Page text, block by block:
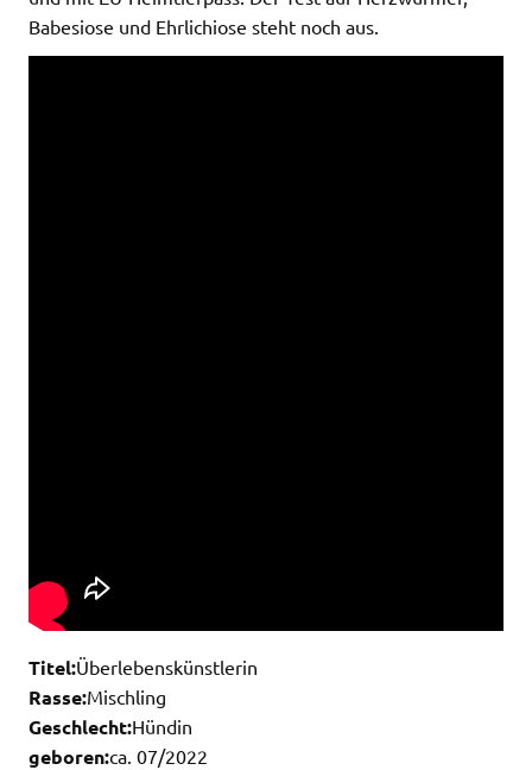
Babesiose und Ehrlichiose steht noch aus.
Titel:Überlebenskünstlerin
Rasse:Mischling
Geschlecht:Hündin
geboren:ca. 07/2022